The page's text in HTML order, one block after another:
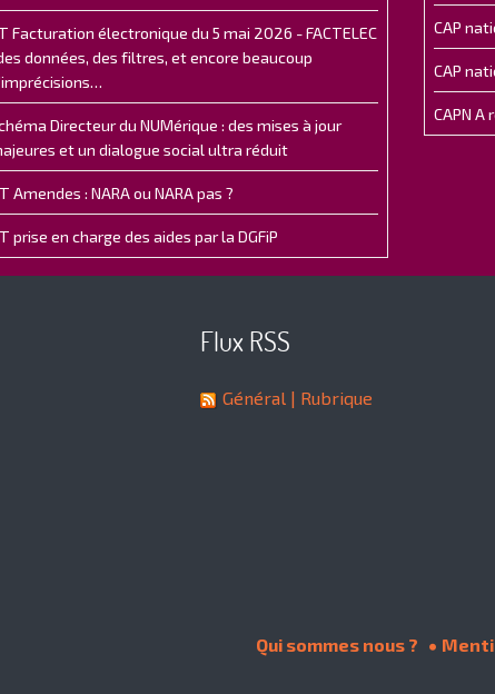
Facturation électronique du 5 mai 2026 - FACTELEC
données, des filtres, et encore beaucoup
Directeur du NUMérique : des mises à jour
et un dialogue social ultra réduit
Amendes : NARA ou NARA pas ?
prise en charge des aides par la DGFiP
CAP
CAP
CAPN
Flux RSS
Général | Rubrique
Qui sommes nous ?